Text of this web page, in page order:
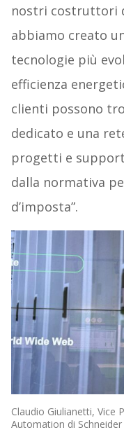
nostri costruttori
abbiamo creato
tecnologie più
efficienza
clienti possono
dedicato e una
progetti e
dalla normativa
d’imposta”.
Claudio Giulianetti, Vice
Automation di Schneider